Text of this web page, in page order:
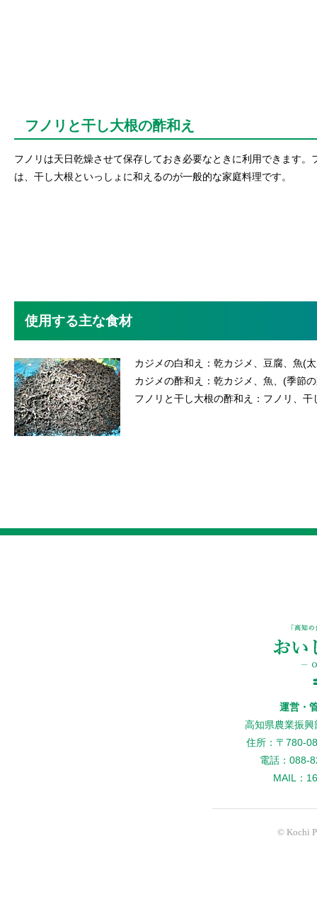
フノリと干し大根の酢和え
フノリは天日乾燥させて保存しておき必要なときに利用できます。
は、干し大根といっしょに和えるのが一般的な家庭料理です。
使用する主な食材
カジメの白和え：乾カジメ、豆腐、魚(
カジメの酢和え：乾カジメ、魚、(季節
フノリと干し大根の酢和え：フノリ、干
運営・
高知県農業振
住所：〒780-
電話：088-
MAIL：
© Kochi